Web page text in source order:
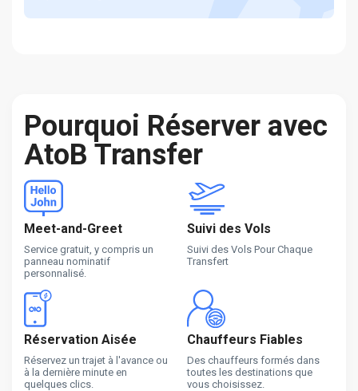
Pourquoi Réserver avec
AtoB Transfer
Meet-and-Greet
Service gratuit, y compris un
panneau nominatif
personnalisé.
Suivi des Vols
Suivi des Vols Pour Chaque
Transfert
Réservation Aisée
Réservez un trajet à l'avance ou
à la dernière minute en
quelques clics.
Chauffeurs Fiables
Des chauffeurs formés dans
toutes les destinations que
vous choisissez.